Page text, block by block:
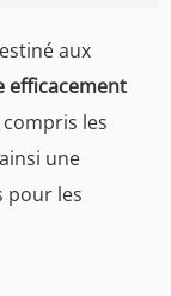
aux
efficacement
compris les
une
pour les